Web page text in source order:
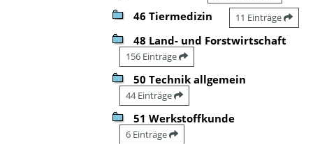
46 Tiermedizin 11 Einträge
48 Land- und Forstwirtschaft
156 Einträge
50 Technik allgemein
44 Einträge
51 Werkstoffkunde
6 Einträge